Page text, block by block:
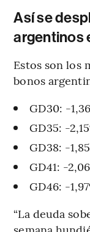
Así se
argentinos
Estos son los
bonos
GD30: -
GD35: -
GD38: -
GD41: -
GD46: -
“La deuda